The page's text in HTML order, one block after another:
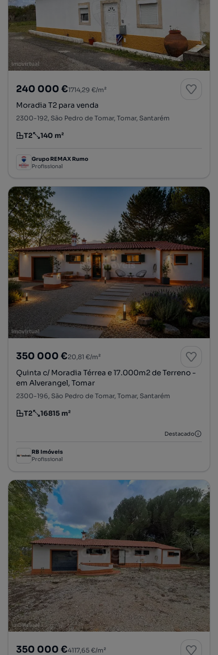
240 000 €1714,29 €/m²
Moradia T2 para venda
2300-192, São Pedro de Tomar, Tomar, Santarém
Tipologia
T2
Preço por metro quadrado
140 m²
Grupo REMAX Rumo
Profissional
350 000 €20,81 €/m²
Quinta c/ Moradia Térrea e 17.000m2 de Terreno -
em Alverangel, Tomar
2300-196, São Pedro de Tomar, Tomar, Santarém
Tipologia
T2
Preço por metro quadrado
16815 m²
Destacado
RB Imóveis
Profissional
350 000 €4117,65 €/m²